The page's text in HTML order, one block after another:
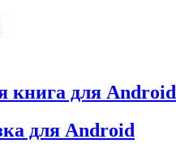
книга для Android
для Android